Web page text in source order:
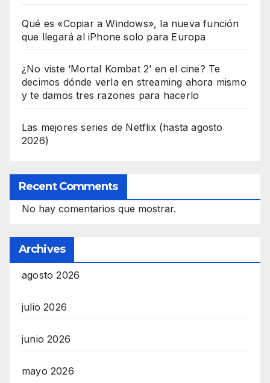
Qué es «Copiar a Windows», la nueva función
que llegará al iPhone solo para Europa
¿No viste ‘Mortal Kombat 2’ en el cine? Te
decimos dónde verla en streaming ahora mismo
y te damos tres razones para hacerlo
Las mejores series de Netflix (hasta agosto
2026)
Recent Comments
No hay comentarios que mostrar.
Archives
agosto 2026
julio 2026
junio 2026
mayo 2026